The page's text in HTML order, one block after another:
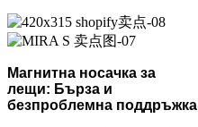
Магнитна носачка за
лещи: Бърза и
безпроблемна поддръжка